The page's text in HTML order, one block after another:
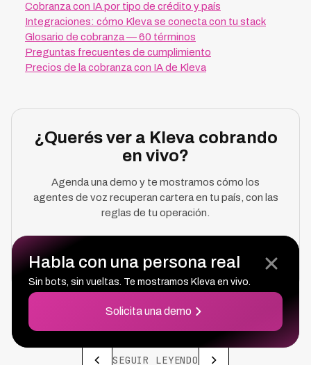
Cobranza con IA por tipo de crédito y país
Integraciones: cómo Kleva se conecta con tu stack
Glosario de cobranza — 60 términos
Preguntas frecuentes de cumplimiento
Precios de la cobranza con IA de Kleva
¿Querés ver a Kleva cobrando
en vivo?
Agenda una demo y te mostramos cómo los
agentes de voz recuperan cartera en tu país, con las
reglas de tu operación.
SEGUIR LEYENDO
Habla con una persona real
Sin bots, sin vueltas. Te mostramos Kleva en vivo.
Solicita una demo